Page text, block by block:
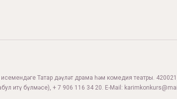
Татар дәүләт драма һәм комедия театры.
итү бүлмәсе), + 7 906 116 34 20. E-Mail: